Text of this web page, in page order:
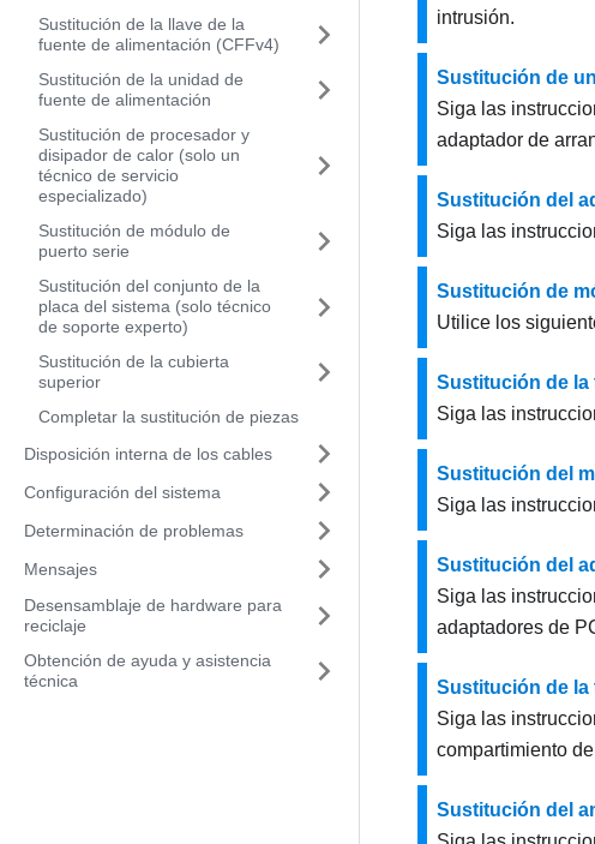
Sustitución de la llave de la
fuente de alimentación (CFFv4)
Sustitución de la unidad de
fuente de alimentación
Sustitución de procesador y
disipador de calor (solo un
técnico de servicio
especializado)
Sustitución de módulo de
puerto serie
Sustitución del conjunto de la
placa del sistema (solo técnico
de soporte experto)
Sustitución de la cubierta
superior
Completar la sustitución de piezas
Disposición interna de los cables
Configuración del sistema
Determinación de problemas
Mensajes
Desensamblaje de hardware para
reciclaje
Obtención de ayuda y asistencia
técnica
intrusión.
Sustitución de
Siga las
adaptador de
Sustitución del
Siga las
Sustitución de
Utilice los
Sustitución de la
Siga las
Sustitución del
Siga las
Sustitución del
Siga las
adaptadores de
Sustitución de la
Siga las
compartimiento
Sustitución del